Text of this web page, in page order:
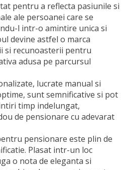
pentru a reflecta pasiunile si
ale persoanei care se
l intr-o amintire unica si
devine astfel o marca
si recunoasterii pentru
adusa pe parcursul
lucrate manual si
sunt semnificative si pot
timp indelungat,
de pensionare cu adevarat
pensionare este plin de
Plasat intr-un loc
o nota de eleganta si